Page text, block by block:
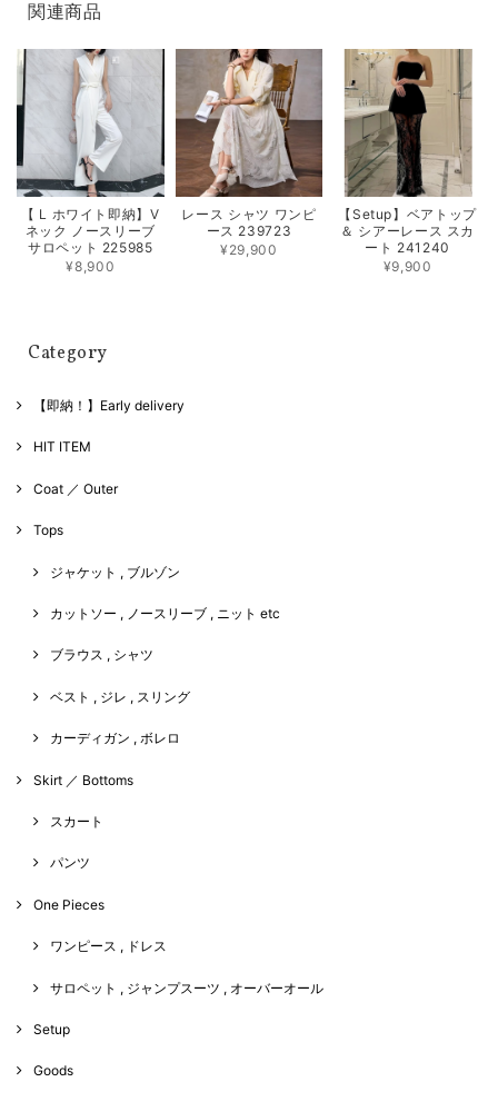
関連商品
【 L ホワイト即納】V
ネック ノースリーブ
サロペット 225985
¥8,900
レース シャツ ワンピ
ース 239723
¥29,900
【Setup】ベアトップ
＆ シアーレース スカ
ート 241240
¥9,900
Category
【即納！】Early delivery
HIT ITEM
Coat ／ Outer
Tops
ジャケット , ブルゾン
カットソー , ノースリーブ , ニット etc
ブラウス , シャツ
ベスト , ジレ , スリング
カーディガン , ボレロ
Skirt ／ Bottoms
スカート
パンツ
One Pieces
ワンピース , ドレス
サロペット , ジャンプスーツ , オーバーオール
Setup
Goods